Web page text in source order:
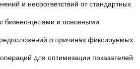
и несоответствий от стандартных
бизнес-целями и основными
о причинах фиксируемых
для оптимизации показателей